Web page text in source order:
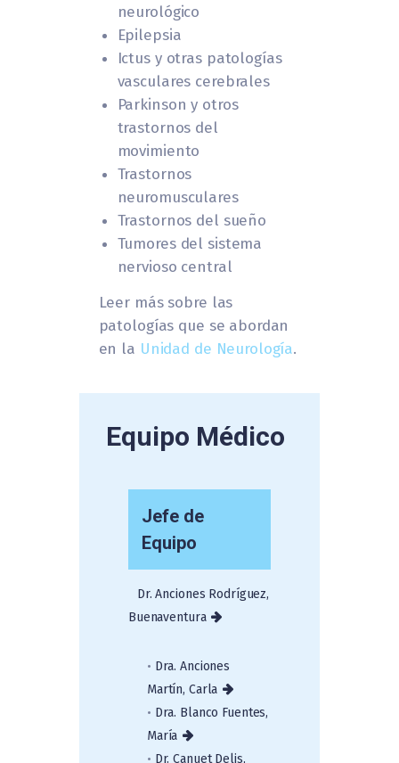
neurológico
Epilepsia
Ictus y otras patologías
vasculares cerebrales
Parkinson y otros
trastornos del
movimiento
Trastornos
neuromusculares
Trastornos del sueño
Tumores del sistema
nervioso central
Leer más sobre las
patologías que se abordan
en la Unidad de Neurología.
Equipo Médico
Jefe de
Equipo
Dr. Anciones Rodríguez,
Buenaventura
• Dra. Anciones
Martín, Carla
• Dra. Blanco Fuentes,
María
• Dr. Canuet Delis,